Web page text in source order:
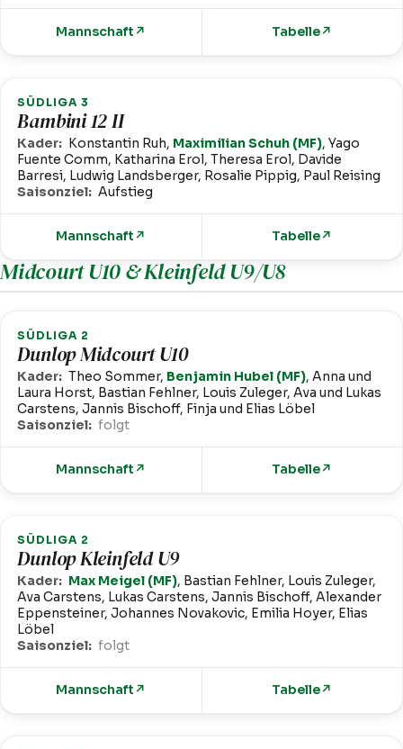
Mannschaft ↗ Tabelle↗
SÜDLIGA 3
Bambini 12 II
Kader: Konstantin Ruh, Maximilian Schuh (MF), Yago
Fuente Comm, Katharina Erol, Theresa Erol, Davide
Barresi, Ludwig Landsberger, Rosalie Pippig, Paul Reising
Saisonziel: Aufstieg
Mannschaft ↗ Tabelle↗
Midcourt U10 & Kleinfeld U9/U8
SÜDLIGA 2
Dunlop Midcourt U10
Kader: Theo Sommer, Benjamin Hubel (MF), Anna und
Laura Horst, Bastian Fehlner, Louis Zuleger, Ava und Lukas
Carstens, Jannis Bischoff, Finja und Elias Löbel
Saisonziel: folgt
Mannschaft ↗ Tabelle↗
SÜDLIGA 2
Dunlop Kleinfeld U9
Kader: Max Meigel (MF), Bastian Fehlner, Louis Zuleger,
Ava Carstens, Lukas Carstens, Jannis Bischoff, Alexander
Eppensteiner, Johannes Novakovic, Emilia Hoyer, Elias
Löbel
Saisonziel: folgt
Mannschaft ↗ Tabelle↗